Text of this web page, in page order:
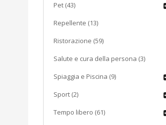
Pet (43)
Repellente (13)
Ristorazione (59)
Salute e cura della persona (3)
Spiaggia e Piscina (9)
Sport (2)
Tempo libero (61)